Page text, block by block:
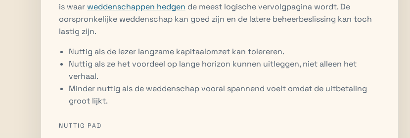
is waar weddenschappen hedgen de meest logische vervolgpagina wordt. De
oorspronkelijke weddenschap kan goed zijn en de latere beheerbeslissing kan toch
lastig zijn.
Nuttig als de lezer langzame kapitaalomzet kan tolereren.
Nuttig als ze het voordeel op lange horizon kunnen uitleggen, niet alleen het
verhaal.
Minder nuttig als de weddenschap vooral spannend voelt omdat de uitbetaling
groot lijkt.
NUTTIG PAD